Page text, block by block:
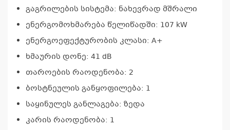
გაგრილების სისტემა: ნახევრად მშრალი
ენერგომოხმარება წელიწადში: 107 kW
ენერგოეფექტურობის კლასი: A+
ხმაურის დონე: 41 dB
თაროების რაოდენობა: 2
ბოსტნეულის განყოფილება: 1
საყინულეს განლაგება: ზედა
კარის რაოდენობა: 1